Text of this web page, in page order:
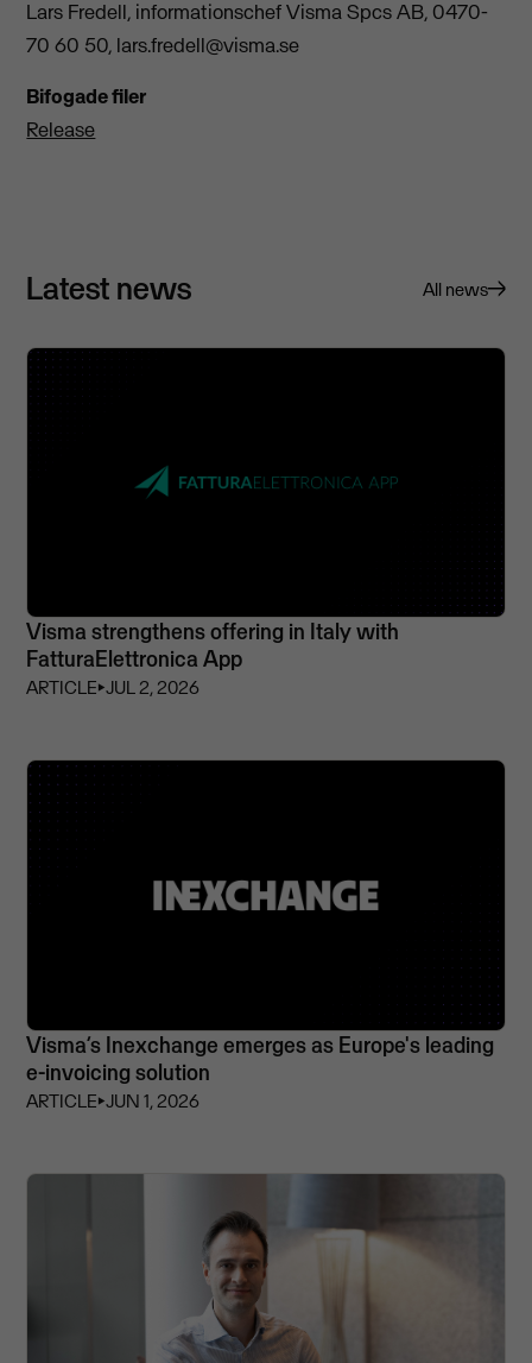
Lars Fredell, informationschef Visma Spcs AB, 0470-
70 60 50, lars.fredell@visma.se
Bifogade filer
Release
Latest news All news
Visma strengthens offering in Italy with
FatturaElettronica App
ARTICLE⏵JUL 2, 2026
Visma’s Inexchange emerges as Europe's leading
e-invoicing solution
ARTICLE⏵JUN 1, 2026